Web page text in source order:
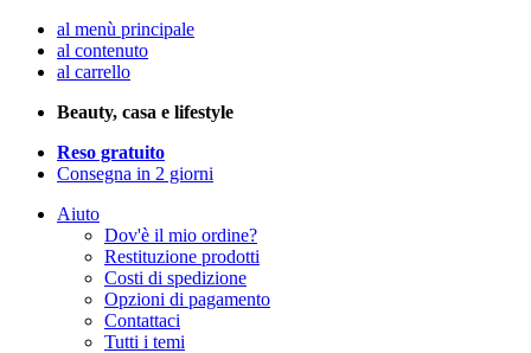
al menù principale
al contenuto
al carrello
Beauty, casa e lifestyle
Reso gratuito
Consegna in 2 giorni
Aiuto
Dov'è il mio ordine?
Restituzione prodotti
Costi di spedizione
Opzioni di pagamento
Contattaci
Tutti i temi